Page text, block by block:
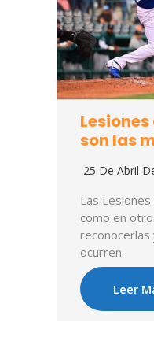
son las
25 De Abril
Las
como en
reconocerlas
ocurren.
Leer